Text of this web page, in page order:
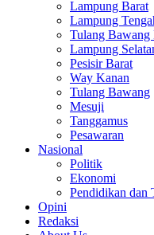
Lampung Barat
Lampung
Tulang Bawang
Lampung
Pesisir Barat
Way Kanan
Tulang Bawang
Mesuji
Tanggamus
Pesawaran
Nasional
Politik
Ekonomi
Pendidikan dan
Opini
Redaksi